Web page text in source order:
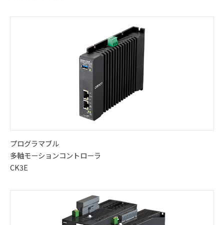
プログラマブル
多軸モーションコントローラ
CK3E